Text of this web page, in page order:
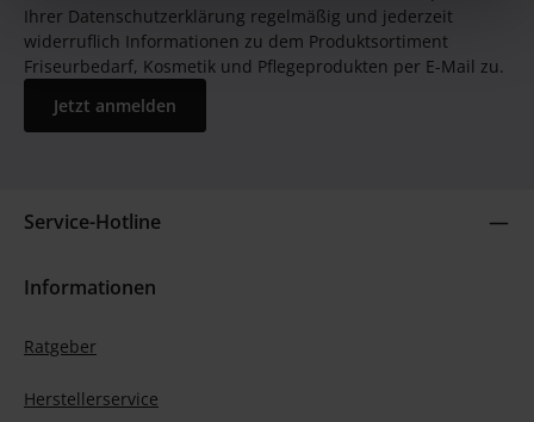
Ihrer Datenschutzerklärung regelmäßig und jederzeit
widerruflich Informationen zu dem Produktsortiment
Friseurbedarf, Kosmetik und Pflegeprodukten per E-Mail zu.
Jetzt anmelden
Service-Hotline
Informationen
Ratgeber
Herstellerservice